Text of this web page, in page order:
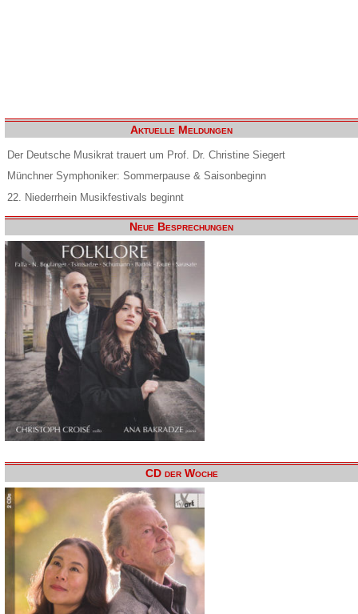
Aktuelle Meldungen
Der Deutsche Musikrat trauert um Prof. Dr. Christine Siegert
Münchner Symphoniker: Sommerpause & Saisonbeginn
22. Niederrhein Musikfestivals beginnt
Neue Besprechungen
CD der Woche